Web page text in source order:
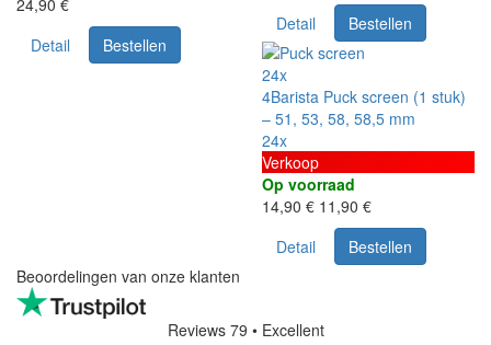
Detail
Bestellen
Detail Bestellen
24x
4Barista Puck screen (1 stuk)
– 51, 53, 58, 58,5 mm
24x
Verkoop
Op voorraad
14,90 € 11,90 €
Detail
Bestellen
Beoordelingen van onze klanten
Reviews 79 • Excellent